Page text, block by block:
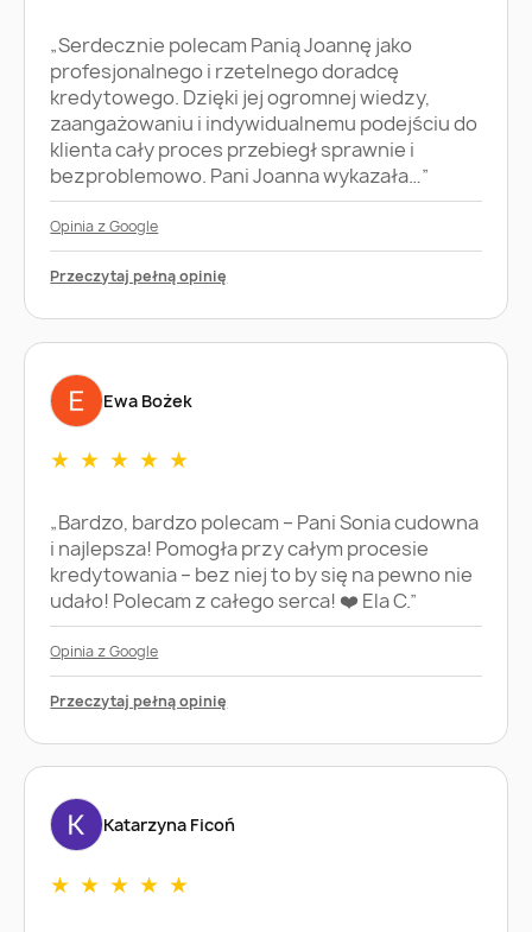
„Serdecznie polecam Panią Joannę jako
profesjonalnego i rzetelnego doradcę
kredytowego. Dzięki jej ogromnej wiedzy,
zaangażowaniu i indywidualnemu podejściu do
klienta cały proces przebiegł sprawnie i
bezproblemowo. Pani Joanna wykazała…”
Opinia z Google
Przeczytaj pełną opinię
Ewa Bożek
★ ★ ★ ★ ★
„Bardzo, bardzo polecam – Pani Sonia cudowna
i najlepsza! Pomogła przy całym procesie
kredytowania – bez niej to by się na pewno nie
udało! Polecam z całego serca! ❤️ Ela C.”
Opinia z Google
Przeczytaj pełną opinię
Katarzyna Ficoń
★ ★ ★ ★ ★